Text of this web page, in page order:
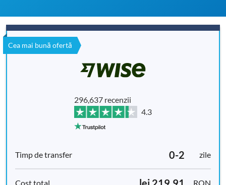
Cea mai bună ofertă
296,637 recenzii
4.3
0-2 zile
RON